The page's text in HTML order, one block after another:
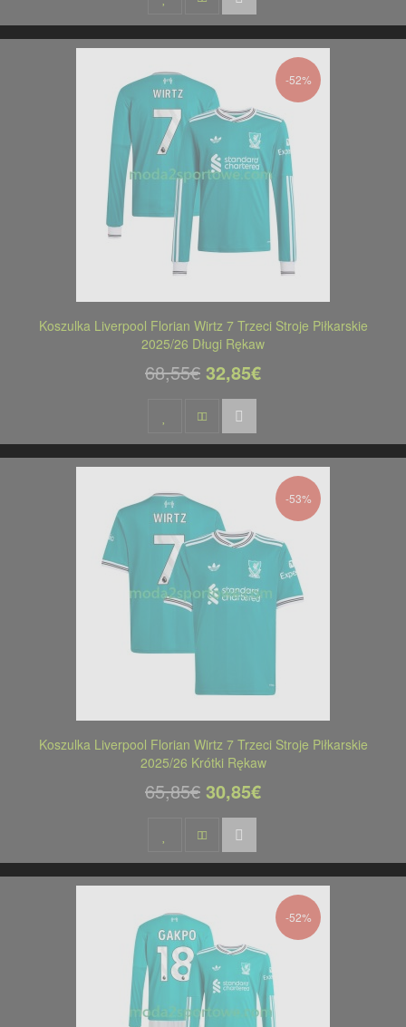
-52%
Koszulka Liverpool Florian Wirtz 7 Trzeci Stroje Piłkarskie
2025/26 Długi Rękaw
68,55€ 32,85€
-53%
Koszulka Liverpool Florian Wirtz 7 Trzeci Stroje Piłkarskie
2025/26 Krótki Rękaw
65,85€ 30,85€
-52%